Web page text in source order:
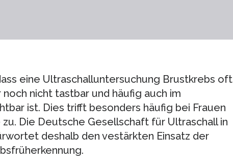
eine Ultraschalluntersuchung Brustkrebs oft
nicht tastbar und häufig auch im
ist. Dies trifft besonders häufig bei Frauen
Die Deutsche Gesellschaft für Ultraschall in
deshalb den vestärkten Einsatz der